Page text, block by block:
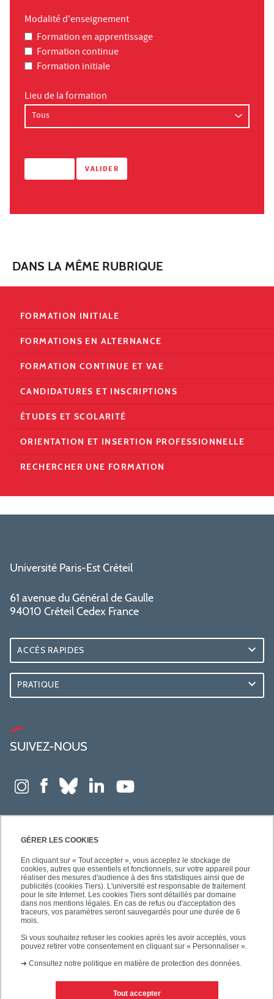
GÉRER LES COOKIES
En cliquant sur « Tout accepter », vous acceptez le stockage de
cookies, autres que essentiels et fonctionnels, sur votre appareil pour
réaliser des mesures d'audience à des fins statistiques ainsi que de
publicités (cookies Tiers). L'université est responsable de traitement
pour le site Internet. Les cookies Tiers sont détaillés par domaine
dans nos mentions légales. En cas de refus ou d'acceptation des
traceurs, vos paramètres seront sauvegardés pour une durée de 6
mois.
Si vous souhaitez refuser les cookies après les avoir acceptés, vous
pouvez retirer votre consentement en cliquant sur « Personnaliser ».
➜ Consultez notre politique en matière de protection des données.
Tout accepter
Modalité d'enseignement
Formation en apprentissage
Formation continue
Formation initiale
Lieu de la formation
DANS LA MÊME RUBRIQUE
FORMATION INITIALE
FORMATIONS EN ALTERNANCE
FORMATION CONTINUE ET VAE
CANDIDATURES ET INSCRIPTIONS
ÉTUDES ET SCOLARITÉ
ORIENTATION ET INSERTION PROFESSIONNELLE
RECHERCHER UNE FORMATION
Université Paris-Est Créteil
61 avenue du Général de Gaulle
94010 Créteil Cedex France
ACCÈS RAPIDES
PRATIQUE
SUIVEZ-NOUS